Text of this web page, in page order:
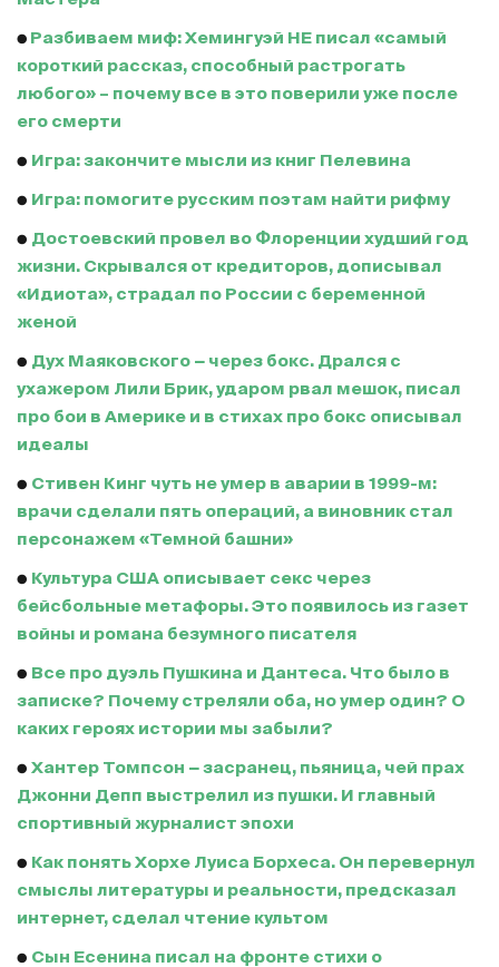
● Разбиваем миф: Хемингуэй НЕ писал «самый
короткий рассказ, способный растрогать
любого» – почему все в это поверили уже после
его смерти
● Игра: закончите мысли из книг Пелевина
● Игра: помогите русским поэтам найти рифму
● Достоевский провел во Флоренции худший год
жизни. Скрывался от кредиторов, дописывал
«Идиота», страдал по России с беременной
женой
● Дух Маяковского − через бокс. Дрался с
ухажером Лили Брик, ударом рвал мешок, писал
про бои в Америке и в стихах про бокс описывал
идеалы
● Стивен Кинг чуть не умер в аварии в 1999-м:
врачи сделали пять операций, а виновник стал
персонажем «Темной башни»
● Культура США описывает секс через
бейсбольные метафоры. Это появилось из газет
войны и романа безумного писателя
● Все про дуэль Пушкина и Дантеса. Что было в
записке? Почему стреляли оба, но умер один? О
каких героях истории мы забыли?
● Хантер Томпсон − засранец, пьяница, чей прах
Джонни Депп выстрелил из пушки. И главный
спортивный журналист эпохи
● Как понять Хорхе Луиса Борхеса. Он перевернул
смыслы литературы и реальности, предсказал
интернет, сделал чтение культом
● Сын Есенина писал на фронте стихи о